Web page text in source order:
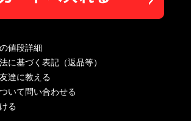
値段詳細
に基づく表記（返品等）
達に教える
いて問い合わせる
る